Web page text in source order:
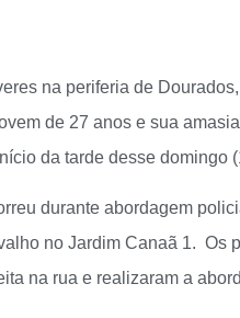
na periferia de
de 27 anos e sua
da tarde desse domingo
durante abordagem
no Jardim Canaã 1. Os
na rua e realizaram a